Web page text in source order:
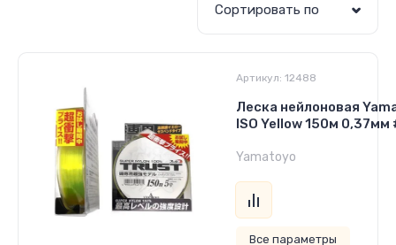
Сортировать по
Артикул: 12488
Леска нейлоновая
ISO Yellow 150м 0,37мм
Yamatoyo
Все параметры